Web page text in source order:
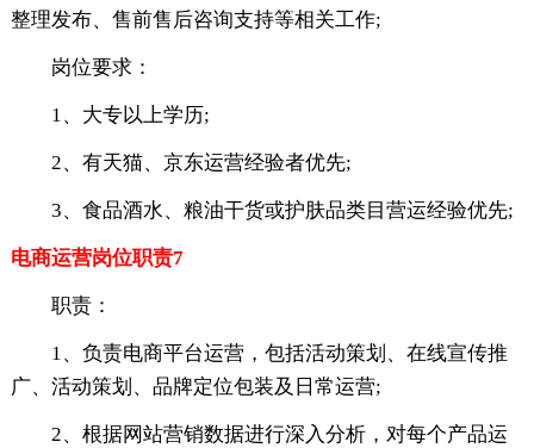
整理发布、售前售后咨询支持等相关工作;
岗位要求：
1、大专以上学历;
2、有天猫、京东运营经验者优先;
3、食品酒水、粮油干货或护肤品类目营运经验优先;
电商运营岗位职责7
职责：
1、负责电商平台运营，包括活动策划、在线宣传推
广、活动策划、品牌定位包装及日常运营;
2、根据网站营销数据进行深入分析，对每个产品运